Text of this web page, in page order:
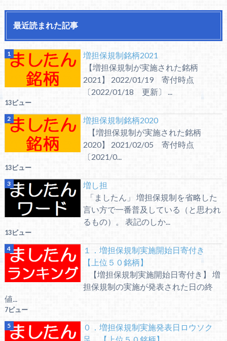
最近読まれた記事
増担保規制銘柄2021
【増担保規制が実施された銘柄
2021】 2022/01/19 寄付時点
〔2022/01/18 更新〕 ...
13ビュー
増担保規制銘柄2020
【増担保規制が実施された銘柄
2020】 2021/02/05 寄付時点
〔2021/0...
13ビュー
増し担
「ましたん」 増担保規制を省略した
言い方で一番普及している（と思われ
るもの）。 表記のしか...
13ビュー
１．増担保規制実施開始日寄付き
【上位５０銘柄】
【増担保規制実施開始日寄付き】 増
担保規制の実施が発表された日の終
値...
7ビュー
０．増担保規制実施発表日ロウソク
足 【上位５０銘柄】